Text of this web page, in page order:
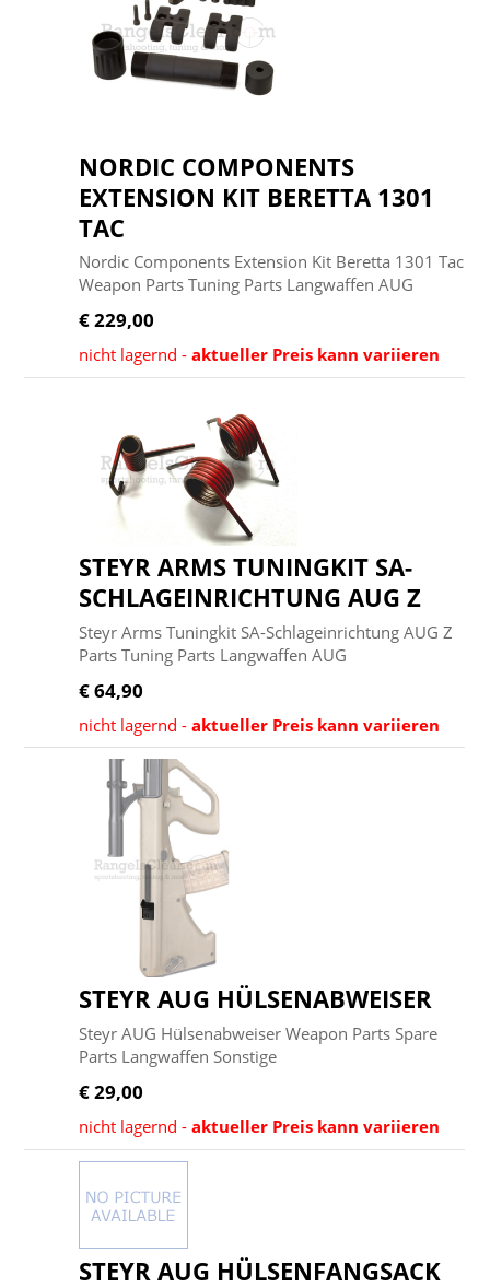
NORDIC COMPONENTS
EXTENSION KIT BERETTA 1301
TAC
Nordic Components Extension Kit Beretta 1301 Tac
Weapon Parts Tuning Parts Langwaffen AUG
€ 229,00
nicht lagernd -aktueller Preis kann variieren
STEYR ARMS TUNINGKIT SA-
SCHLAGEINRICHTUNG AUG Z
Steyr Arms Tuningkit SA-Schlageinrichtung AUG Z
Parts Tuning Parts Langwaffen AUG
€ 64,90
nicht lagernd -aktueller Preis kann variieren
STEYR AUG HÜLSENABWEISER
Steyr AUG Hülsenabweiser Weapon Parts Spare
Parts Langwaffen Sonstige
€ 29,00
nicht lagernd -aktueller Preis kann variieren
STEYR AUG HÜLSENFANGSACK